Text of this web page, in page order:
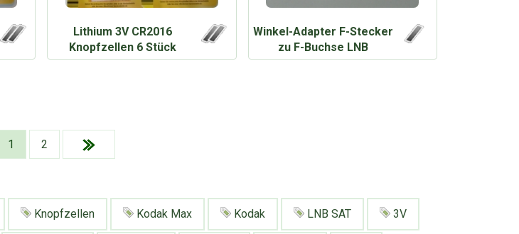
Lithium 3V CR2016
Knopfzellen 6 Stück
Winkel-Adapter F-Stecker
zu F-Buchse LNB
1 2
Knopfzellen Kodak Max Kodak LNB SAT 3V